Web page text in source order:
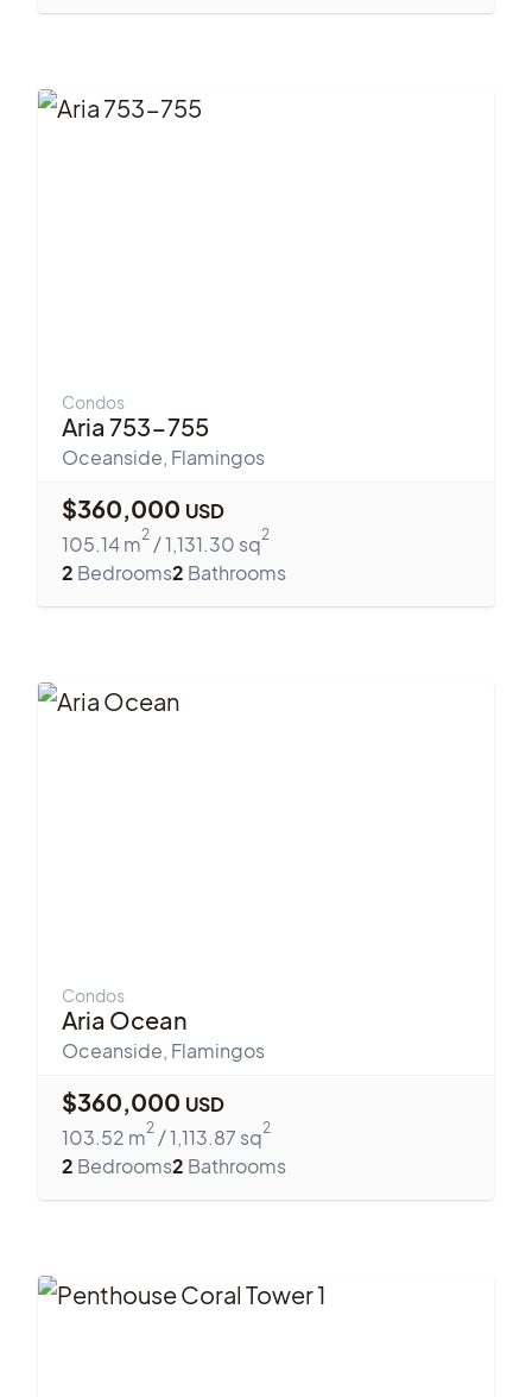
Condos
Aria 753-755
Oceanside, Flamingos
$360,000 USD
105.14m2 /1,131.30 sq2
2 Bedrooms2 Bathrooms
Condos
Aria Ocean
Oceanside, Flamingos
$360,000 USD
103.52 m2 /1,113.87 sq2
2 Bedrooms2 Bathrooms